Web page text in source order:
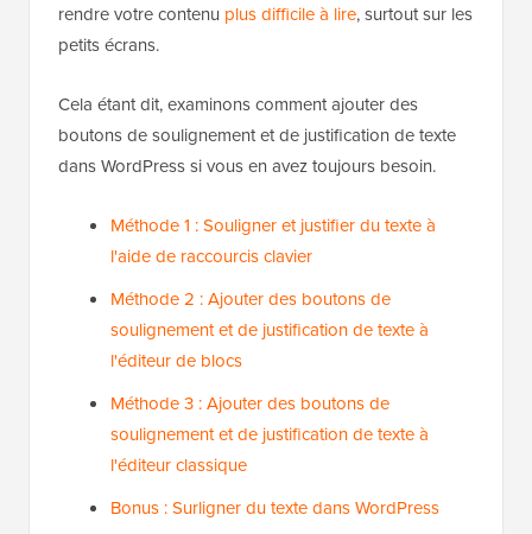
rendre votre contenu plus difficile à lire, surtout sur les
petits écrans.
Cela étant dit, examinons comment ajouter des
boutons de soulignement et de justification de texte
dans WordPress si vous en avez toujours besoin.
Méthode 1 : Souligner et justifier du texte à
l'aide de raccourcis clavier
Méthode 2 : Ajouter des boutons de
soulignement et de justification de texte à
l'éditeur de blocs
Méthode 3 : Ajouter des boutons de
soulignement et de justification de texte à
l'éditeur classique
Bonus : Surligner du texte dans WordPress